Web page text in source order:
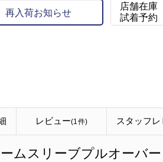
再入荷お知らせ
店舗在庫
試着予約
レビュー(1件) スタッフ
ムスリーブプルオーバー